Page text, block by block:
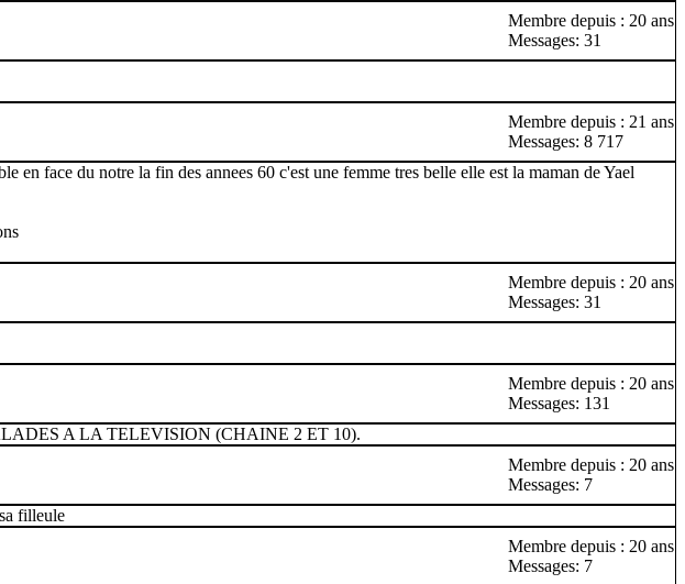
Membre depuis : 20 ans
Messages: 31
Membre depuis : 21 ans
Messages: 8 717
face du notre la fin des annees 60 c'est une femme tres belle elle est la maman de Yael
Membre depuis : 20 ans
Messages: 31
Membre depuis : 20 ans
Messages: 131
A LA TELEVISION (CHAINE 2 ET 10).
Membre depuis : 20 ans
Messages: 7
filleule
Membre depuis : 20 ans
Messages: 7